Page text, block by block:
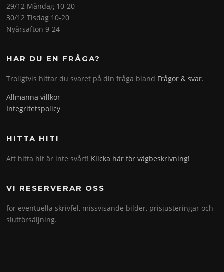
29/12 Måndag 10-20
30/12 Tisdag 10-20
Nyårsafton 9-24
HAR DU EN FRÅGA?
Troligtvis hittar du svaret på din fråga bland Frågor & svar.
Allmänna villkor
Integritetspolicy
HITTA HIT!
Att hitta hit är inte svårt! Klicka här för vägbeskrivning!
VI RESERVERAR OSS
för eventuella skrivfel, missvisande bilder, prisjusteringar och
slutförsäljning.